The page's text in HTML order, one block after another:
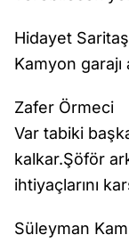
Hidayet Saritaş
Kamyon garajı
Zafer Örmeci
Var tabiki
kalkar.Şöför
ihtiyaçlarını
Süleyman